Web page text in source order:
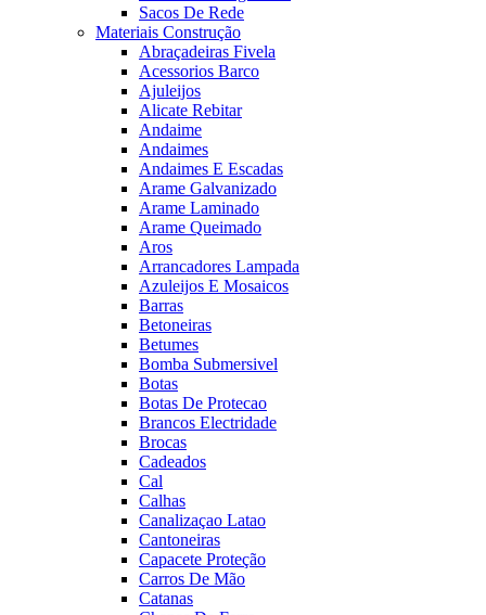
Sacos De Rede
Materiais Construção
Abraçadeiras Fivela
Acessorios Barco
Ajuleijos
Alicate Rebitar
Andaime
Andaimes
Andaimes E Escadas
Arame Galvanizado
Arame Laminado
Arame Queimado
Aros
Arrancadores Lampada
Azuleijos E Mosaicos
Barras
Betoneiras
Betumes
Bomba Submersivel
Botas
Botas De Protecao
Brancos Electridade
Brocas
Cadeados
Cal
Calhas
Canalizaçao Latao
Cantoneiras
Capacete Proteção
Carros De Mão
Catanas